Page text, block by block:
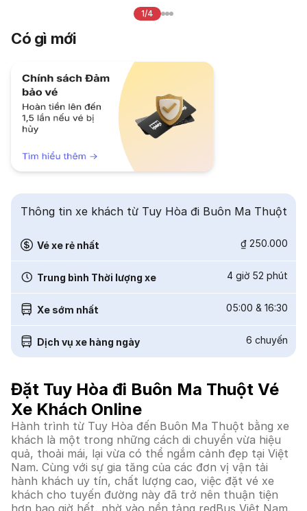
1/4
Có gì mới
Thông tin xe khách từ Tuy Hòa đi Buôn Ma Thuột
Vé xe rẻ nhất ₫ 250.000
Trung bình Thời lượng xe 4 giờ 52 phút
Xe sớm nhất 05:00 & 16:30
Dịch vụ xe hàng ngày 6 chuyến
Đặt Tuy Hòa đi Buôn Ma Thuột Vé
Xe Khách Online
Hành trình từ Tuy Hòa đến Buôn Ma Thuột bằng xe
khách là một trong những cách di chuyển vừa hiệu
quả, thoải mái, lại vừa có thể ngắm cảnh đẹp tại Việt
Nam. Cùng với sự gia tăng của các đơn vị vận tải
hành khách uy tín, chất lượng cao, việc đặt vé xe
khách cho tuyến đường này đã trở nên thuận tiện
hơn bao giờ hết, nhờ vào nền tảng redBus Việt Nam.